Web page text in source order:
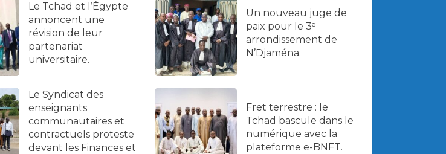
Le Tchad et l’Égypte
annoncent une
révision de leur
partenariat
universitaire.
Un nouveau juge de
paix pour le 3ᵉ
arrondissement de
N’Djaména.
Le Syndicat des
enseignants
communautaires et
contractuels proteste
devant les Finances et
Fret terrestre : le
Tchad bascule dans le
numérique avec la
plateforme e-BNFT.